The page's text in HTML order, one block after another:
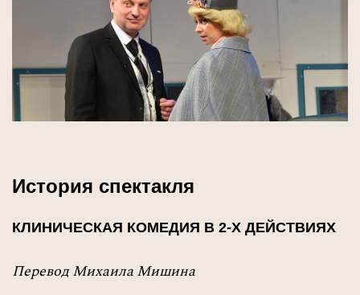
История спектакля
КЛИНИЧЕСКАЯ КОМЕДИЯ В 2-Х ДЕЙСТВИЯХ
Перевод Михаила Мишина